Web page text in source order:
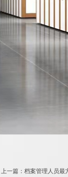
上一篇：档案管理人员